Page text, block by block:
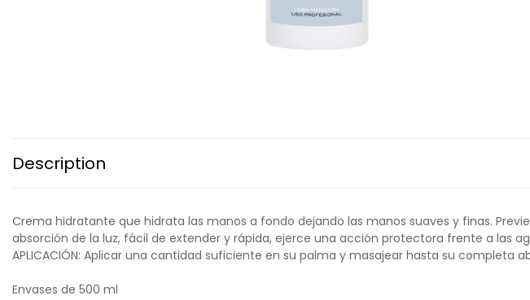
Description
Crema hidratante que hidrata las manos a fondo dejando las manos suaves y finas.
absorción de la luz, fácil de extender y rápida, ejerce una acción protectora frente a las
APLICACIÓN: Aplicar una cantidad suficiente en su palma y masajear hasta su completa
Envases de 500 ml